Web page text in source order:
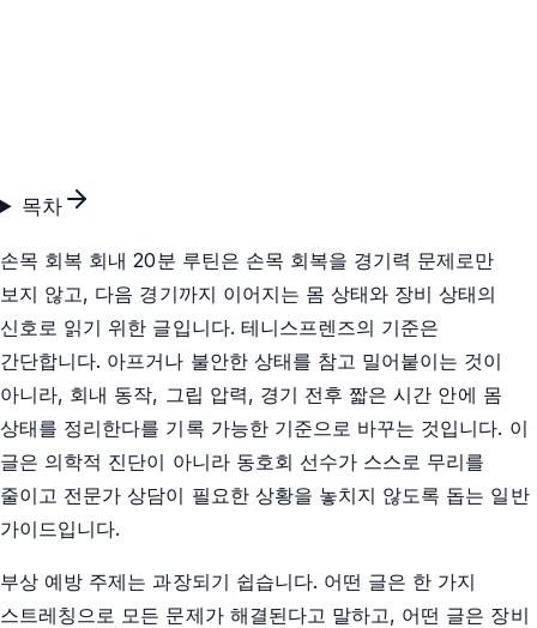
목차
손목 회복 회내 20분 루틴은 손목 회복을 경기력 문제로만
보지 않고, 다음 경기까지 이어지는 몸 상태와 장비 상태의
신호로 읽기 위한 글입니다. 테니스프렌즈의 기준은
간단합니다. 아프거나 불안한 상태를 참고 밀어붙이는 것이
아니라, 회내 동작, 그립 압력, 경기 전후 짧은 시간 안에 몸
상태를 정리한다를 기록 가능한 기준으로 바꾸는 것입니다. 이
글은 의학적 진단이 아니라 동호회 선수가 스스로 무리를
줄이고 전문가 상담이 필요한 상황을 놓치지 않도록 돕는 일반
가이드입니다.
부상 예방 주제는 과장되기 쉽습니다. 어떤 글은 한 가지
스트레칭으로 모든 문제가 해결된다고 말하고, 어떤 글은 장비